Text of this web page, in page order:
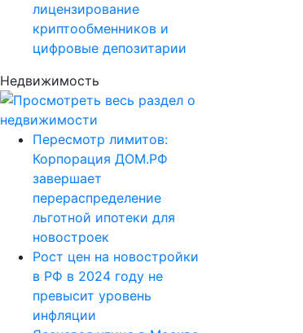
лицензирование
криптообменников и
цифровые депозитарии
Недвижимость
Пересмотр лимитов:
Корпорация ДОМ.РФ
завершает
перераспределение
льготной ипотеки для
новостроек
Рост цен на новостройки
в РФ в 2024 году не
превысит уровень
инфляции